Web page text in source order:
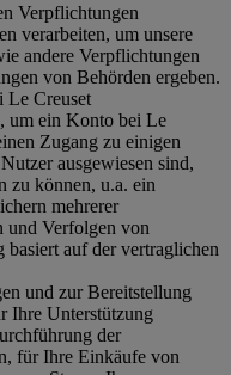
Verpflichtungen
verarbeiten, um unsere
andere Verpflichtungen
von Behörden ergeben.
Le Creuset
um ein Konto bei Le
Zugang zu einigen
ausgewiesen sind,
zu können, u.a. ein
mehrerer
und Verfolgen von
basiert auf der vertraglichen
und zur Bereitstellung
Ihre Unterstützung
der
für Ihre Einkäufe von